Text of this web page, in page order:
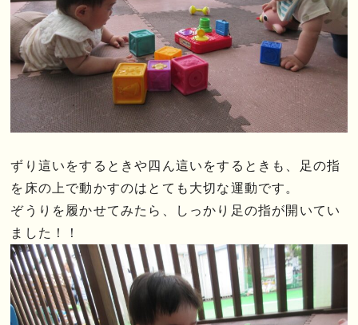
ずり這いをするときや四ん這いをするときも、足の指
を床の上で動かすのはとても大切な運動です。
ぞうりを履かせてみたら、しっかり足の指が開いてい
ました！！